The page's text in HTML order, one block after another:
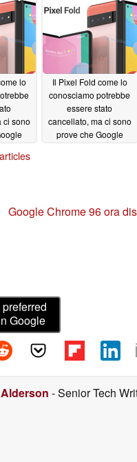
lo
ci sono
Il Pixel Fold come lo
conosciamo potrebbe
essere stato
cancellato, ma ci sono
prove che Google
Google Chrome 96 ora
Google
- Senior Tech